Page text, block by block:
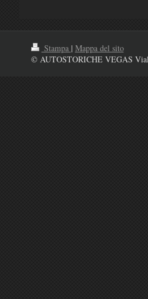
Stampa | Mappa del sito
© AUTOSTORICHE VEGAS